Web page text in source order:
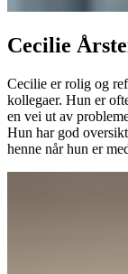
Cecilie
Cecilie er rolig og
kollegaer. Hun er
en vei ut av
Hun har god
henne når hun er